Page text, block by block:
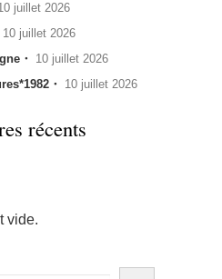
juillet 2026
10 juillet 2026
・ 10 juillet 2026
・ 10 juillet 2026
récents
vide.